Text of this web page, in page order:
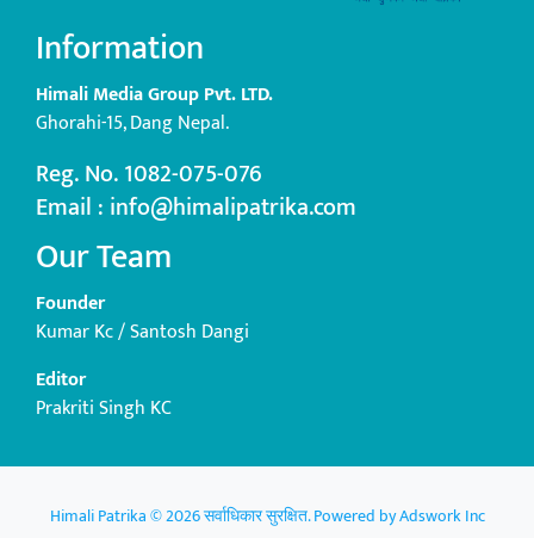
Information
Himali Media Group Pvt. LTD.
Ghorahi-15, Dang Nepal.
Reg. No. 1082-075-076
Email : info@himalipatrika.com
Our Team
Founder
Kumar Kc / Santosh Dangi
Editor
Prakriti Singh KC
Himali Patrika © 2026 सर्वाधिकार सुरक्षित. Powered byAdswork Inc